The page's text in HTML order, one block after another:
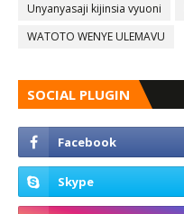
Unyanyasaji kijinsia vyuoni
WATOTO WENYE ULEMAVU
SOCIAL PLUGIN